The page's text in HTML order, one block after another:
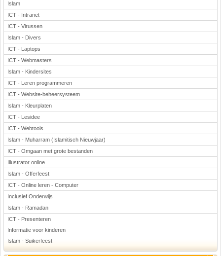
Islam
ICT - Intranet
ICT - Virussen
Islam - Divers
ICT - Laptops
ICT - Webmasters
Islam - Kindersites
ICT - Leren programmeren
ICT - Website-beheersysteem
Islam - Kleurplaten
ICT - Lesidee
ICT - Webtools
Islam - Muharram (Islamitisch Nieuwjaar)
ICT - Omgaan met grote bestanden
Illustrator online
Islam - Offerfeest
ICT - Online leren - Computer
Inclusief Onderwijs
Islam - Ramadan
ICT - Presenteren
Informatie voor kinderen
Islam - Suikerfeest